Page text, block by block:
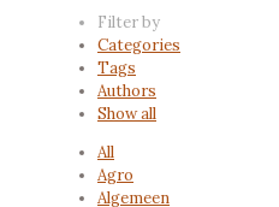
Filter by
Categories
Tags
Authors
Show all
All
Agro
Algemeen